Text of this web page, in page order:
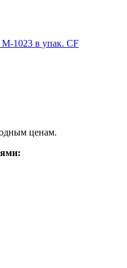
1023 в упак. CF
ценам.